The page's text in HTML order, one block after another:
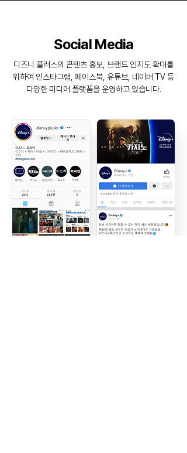
Social Media
디즈니 플러스의 콘텐츠 홍보, 브랜드 인지도 확대를
위하여 인스타그램, 페이스북, 유튜브, 네이버 TV 등
다양한 미디어 플랫폼을 운영하고 있습니다.